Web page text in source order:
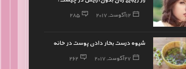
12 آگوست, 2017 285
شیوه درست بخار دادن پوست در خانه
27 آگوست, 2017 262